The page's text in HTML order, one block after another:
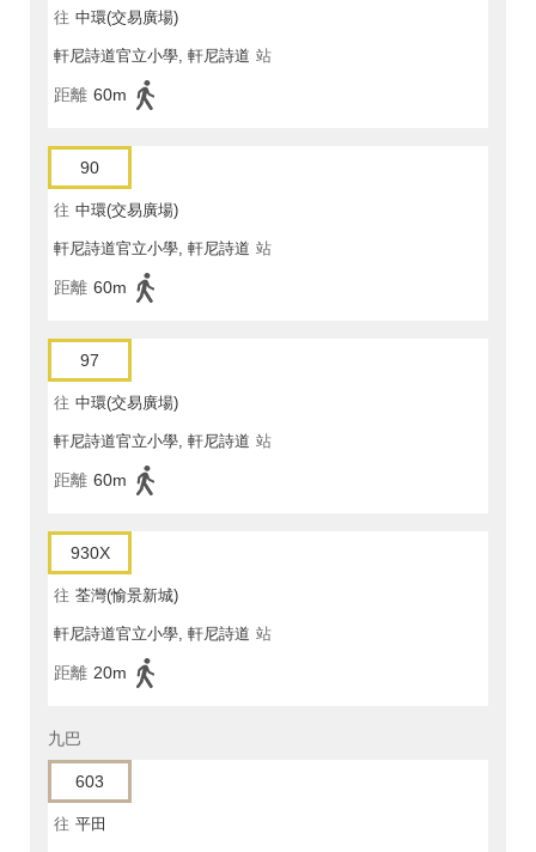
往 中環(交易廣場)
軒尼詩道官立小學, 軒尼詩道 站
距離 60m
90
往 中環(交易廣場)
軒尼詩道官立小學, 軒尼詩道 站
距離 60m
97
往 中環(交易廣場)
軒尼詩道官立小學, 軒尼詩道 站
距離 60m
930X
往 荃灣(愉景新城)
軒尼詩道官立小學, 軒尼詩道 站
距離 20m
九巴
603
往 平田